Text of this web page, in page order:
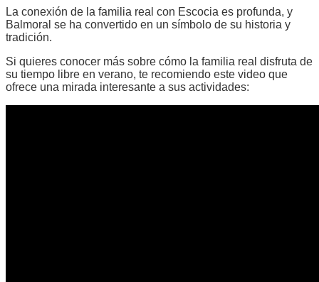
La conexión de la familia real con Escocia es profunda, y
Balmoral se ha convertido en un símbolo de su historia y
tradición.
Si quieres conocer más sobre cómo la familia real disfruta de
su tiempo libre en verano, te recomiendo este video que
ofrece una mirada interesante a sus actividades: